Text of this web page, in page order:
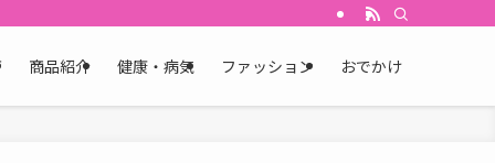
商品紹介 健康・病気 ファッション おでかけ